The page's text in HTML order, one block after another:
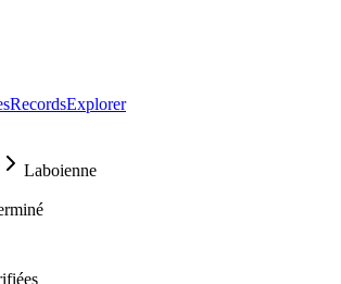
RecordsExplorer
Laboienne